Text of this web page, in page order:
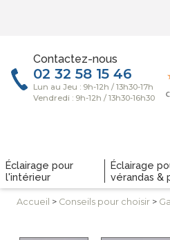
Contactez-nous
Éclairage pour
l'intérieur
Éclairage
vérandas &
Accueil > Conseils pour choisir >